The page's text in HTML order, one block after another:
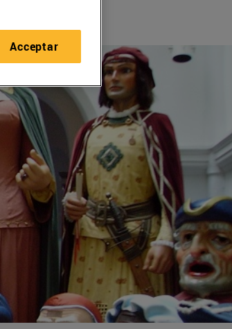
Acceptar